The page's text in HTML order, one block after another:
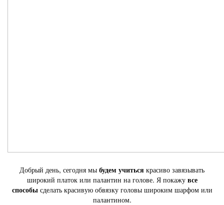
Добрый день, сегодня мы будем учиться красиво завязывать
широкий платок или палантин на голове. Я покажу все
способысделать красивую обвязку головы широким шарфом или
палантином.